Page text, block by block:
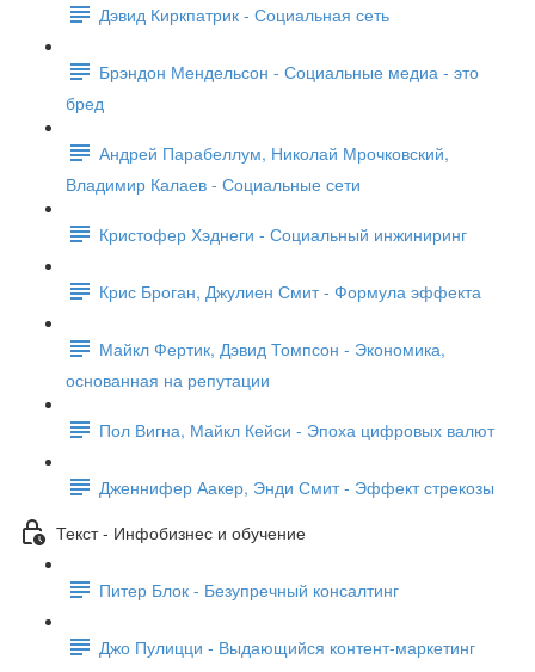
Дэвид Киркпатрик - Социальная сеть
Брэндон Мендельсон - Социальные медиа - это
бред
Андрей Парабеллум, Николай Мрочковский,
Владимир Калаев - Социальные сети
Кристофер Хэднеги - Социальный инжиниринг
Крис Броган, Джулиен Смит - Формула эффекта
Майкл Фертик, Дэвид Томпсон - Экономика,
основанная на репутации
Пол Вигна, Майкл Кейси - Эпоха цифровых валют
Дженнифер Аакер, Энди Смит - Эффект стрекозы
Текст - Инфобизнес и обучение
Питер Блок - Безупречный консалтинг
Джо Пулицци - Выдающийся контент-маркетинг